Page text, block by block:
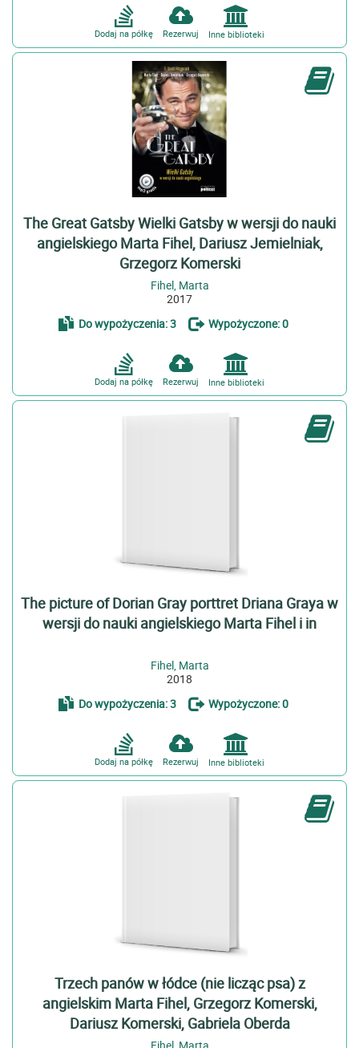
Inne biblioteki
Rezerwuj
Dodaj na półkę
The Great Gatsby Wielki Gatsby w wersji do nauki
angielskiego Marta Fihel, Dariusz Jemielniak,
Grzegorz Komerski
Fihel, Marta
2017
Do wypożyczenia: 3
Wypożyczone: 0
Inne biblioteki
Rezerwuj
Dodaj na półkę
The picture of Dorian Gray porttret Driana Graya w
wersji do nauki angielskiego Marta Fihel i in
Fihel, Marta
2018
Do wypożyczenia: 3
Wypożyczone: 0
Inne biblioteki
Rezerwuj
Dodaj na półkę
Trzech panów w łódce (nie licząc psa) z
angielskim Marta Fihel, Grzegorz Komerski,
Dariusz Komerski, Gabriela Oberda